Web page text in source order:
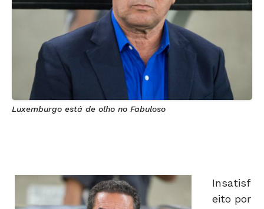
Luxemburgo está de olho no Fabuloso
eito por
ainda